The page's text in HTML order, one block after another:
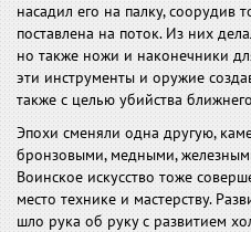
насадил его на палку, соорудив
поставлена на поток. Из них
но также ножи и наконечники
эти инструменты и оружие
также с целью убийства
Эпохи сменяли одна другую,
бронзовыми, медными,
Воинское искусство тоже
место технике и мастерству.
шло рука об руку с развитием